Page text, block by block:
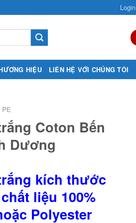
Login
HIỆU LIÊN HỆ VỚI CHÚNG TÔI
PE
Coton Bến
Dương
kích thước
liệu 100%
Polyester